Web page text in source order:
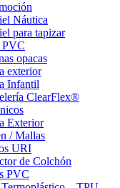
Náutica
para tapizar
PVC
opacas
exterior
Infantil
ClearFlex®
Exterior
/ Mallas
URI
de Colchón
PVC